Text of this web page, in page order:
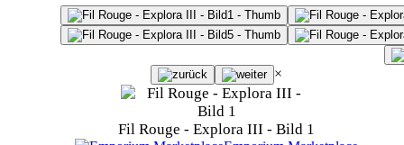
×
Fil Rouge - Explora III - Bild 1